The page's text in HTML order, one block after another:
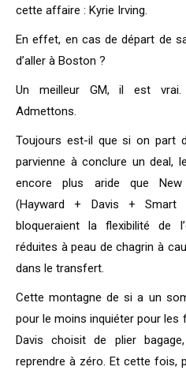
cette affaire : Kyrie Irving.
En effet, en cas de départ de
d’aller à Boston ?
Un meilleur GM, il est vrai.
Admettons.
Toujours est-il que si on part
parvienne à conclure un deal,
encore plus aride que New
(Hayward + Davis + Smart
bloqueraient la flexibilité de
réduites à peau de chagrin à
dans le transfert.
Cette montagne de si a un
pour le moins inquiéter pour les
Davis choisit de plier
reprendre à zéro. Et cette fois,